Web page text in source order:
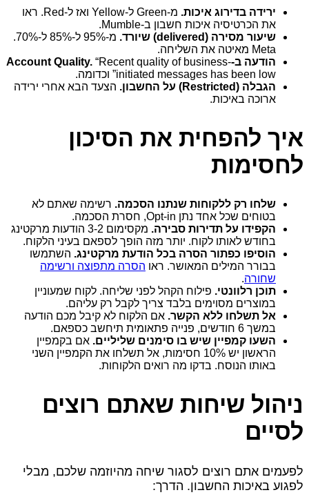
ירידה בדירוג איכות.
מ‑Green ל‑Yellow ואז ל‑Red. ראו
את הכרטיסיה איכות חשבון ב‑Mumble.
שיעור מסירה (delivered) שיורד.
מ‑95% ל‑85% ל‑70%.
Meta מאיטה את השליחה.
הודעה ב‑Account Quality.“Recent quality of business-
initiated messages has been low” וכדומה.
הגבלה (Restricted) על החשבון.
הצעד הבא אחרי ירידה
ארוכה באיכות.
איך להפחית את הסיכון
לחסימות
שלחו רק ללקוחות שנתנו הסכמה. רשימה שאתם לא
בטוחים שכל אחד נתן Opt-in, חסרת הסכמה.
הקפידו על תדירות סבירה.
מקסימום 2‑3 הודעות מרקטינג
בחודש לאותו לקוח. יותר מזה הופך לספאם בעיני הלקוח.
הוסיפו כפתור הסרה בכל הודעת מרקטינג. השתמשו
בבורר המילים המאושר. ראו הסרה מתפוצה ורשימה
שחורה.
תוכן רלוונטי. פילוח הקהל לפני שליחה. לקוח שמעוניין
במוצרים מסוימים בלבד צריך לקבל רק עליהם.
אל תשלחו ללא הקשר. אם הלקוח לא קיבל מכם הודעה
במשך 6 חודשים, פנייה פתאומית תיחשב כספאם.
השעו קמפיין שיש בו סימנים שליליים. אם בקמפיין
הראשון יש 10% חסימות, אל תשלחו את הקמפיין השני
באותו הנוסח. בדקו מה רואים הלקוחות.
ניהול שיחות שאתם רוצים
לסיים
לפעמים אתם רוצים לסגור שיחה מהיוזמה שלכם, מבלי
לפגוע באיכות החשבון. הדרך: